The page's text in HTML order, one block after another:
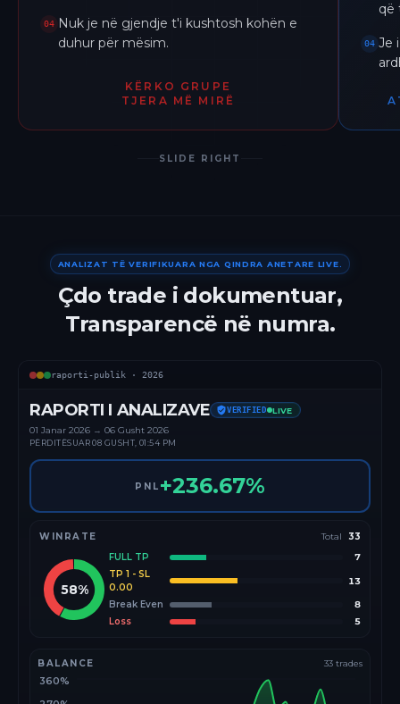
04 Nuk je në gjendje t'i kushtosh kohën e
duhur për mësim.
KËRKO GRUPE
TJERA MË MIRË
që
04 Je
SLIDE RIGHT
ANALIZAT TË VERIFIKUARA NGA QINDRA ANETARE LIVE.
Çdo trade i dokumentuar,
Transparencë në numra.
raporti-publik · 2026
RAPORTI I ANALIZAVE VERIFIED LIVE
01 Janar 2026 → 06 Gusht 2026
PËRDITËSUAR08 GUSHT, 01:54 PM
PNL +236.67%
WINRATE Total 33
58%
FULL TP
7
TP 1 - SL
0.00
13
Break Even
8
Loss
5
BALANCE 33 trades
360%